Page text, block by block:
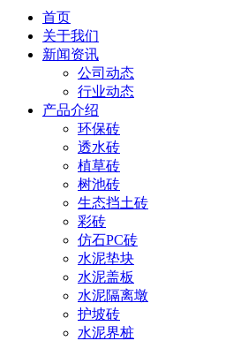
首页
关于我们
新闻资讯
公司动态
行业动态
产品介绍
环保砖
透水砖
植草砖
树池砖
生态挡土砖
彩砖
仿石PC砖
水泥垫块
水泥盖板
水泥隔离墩
护坡砖
水泥界桩